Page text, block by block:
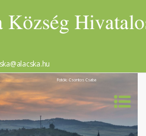
Fotók: Csontos Csaba